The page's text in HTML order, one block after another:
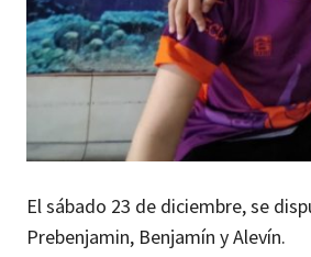
El sábado 23 de diciembre, se
Prebenjamin, Benjamín y Alevín.